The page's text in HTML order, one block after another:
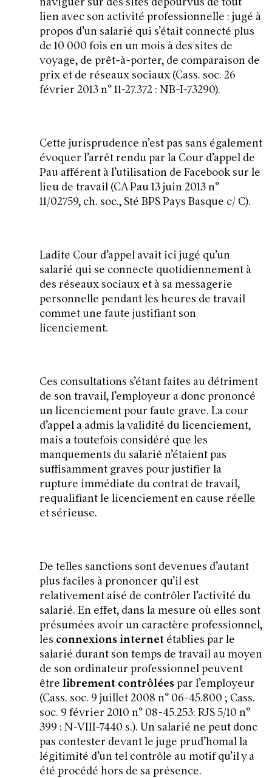
naviguer sur des sites dépourvus de tout
lien avec son activité professionnelle : jugé à
propos d’un salarié qui s’était connecté plus
de 10 000 fois en un mois à des sites de
voyage, de prêt-à-porter, de comparaison de
prix et de réseaux sociaux (Cass. soc. 26
février 2013 n° 11-27.372 : NB-I-73290).
Cette jurisprudence n’est pas sans également
évoquer l’arrêt rendu par la Cour d’appel de
Pau afférent à l’utilisation de Facebook sur le
lieu de travail (CA Pau 13 juin 2013 n°
11/02759, ch. soc., Sté BPS Pays Basque c/ C).
Ladite Cour d’appel avait ici jugé qu’un
salarié qui se connecte quotidiennement à
des réseaux sociaux et à sa messagerie
personnelle pendant les heures de travail
commet une faute justifiant son
licenciement.
Ces consultations s’étant faites au détriment
de son travail, l’employeur a donc prononcé
un licenciement pour faute grave. La cour
d’appel a admis la validité du licenciement,
mais a toutefois considéré que les
manquements du salarié n’étaient pas
suffisamment graves pour justifier la
rupture immédiate du contrat de travail,
requalifiant le licenciement en cause réelle
et sérieuse.
De telles sanctions sont devenues d’autant
plus faciles à prononcer qu’il est
relativement aisé de contrôler l’activité du
salarié. En effet, dans la mesure où elles sont
présumées avoir un caractère professionnel,
les connexions internet établies par le
salarié durant son temps de travail au moyen
de son ordinateur professionnel peuvent
êtrelibrement contrôlées par l’employeur
(Cass. soc. 9 juillet 2008 n° 06-45.800 ; Cass.
soc. 9 février 2010 n° 08-45.253: RJS 5/10 n°
399 : N-VIII-7440 s.). Un salarié ne peut donc
pas contester devant le juge prud’homal la
légitimité d’un tel contrôle au motif qu’il y a
été procédé hors de sa présence.